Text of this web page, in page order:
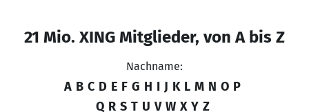
21 Mio. XING Mitglieder, von A bis Z
Nachname:
A B C D E F G H I J K L M N O P
Q R S T U V W X Y Z